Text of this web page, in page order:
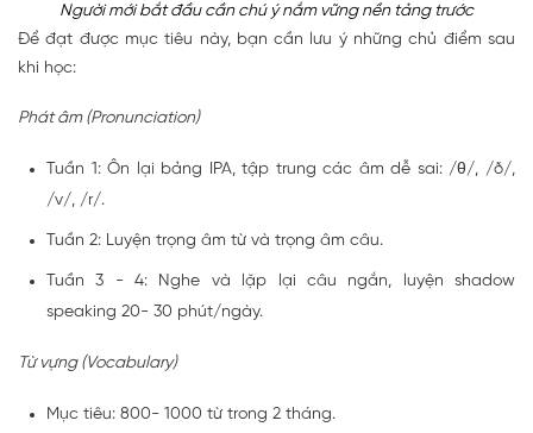
Người mới bắt đầu cần chú ý nắm vững nền tảng trước
Để đạt được mục tiêu này, bạn cần lưu ý những chủ điểm sau
khi học:
Phát âm (Pronunciation)
Tuần 1: Ôn lại bảng IPA, tập trung các âm dễ sai: /θ/, /ð/,
/v/, /r/.
Tuần 2: Luyện trọng âm từ và trọng âm câu.
Tuần 3 - 4: Nghe và lặp lại câu ngắn, luyện shadow
speaking 20- 30 phút/ngày.
Từ vựng (Vocabulary)
Mục tiêu: 800- 1000 từ trong 2 tháng.